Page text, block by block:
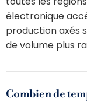
électronique
production axés
de volume plus
Combien de